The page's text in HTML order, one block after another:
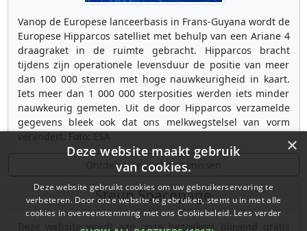
Vanop de Europese lanceerbasis in Frans-Guyana wordt de
Europese Hipparcos satelliet met behulp van een Ariane 4
draagraket in de ruimte gebracht. Hipparcos bracht
tijdens zijn operationele levensduur de positie van meer
dan 100 000 sterren met hoge nauwkeurigheid in kaart.
Iets meer dan 1 000 000 sterposities werden iets minder
nauwkeurig gemeten. Uit de door Hipparcos verzamelde
gegevens bleek ook dat ons melkwegstelsel van vorm
Ontdek meer gebeurtenissen
Steun Spacepage
Deze website wordt aan onze bezoekers blijvend gratis
×
Deze website maakt gebruik
van cookies.
Deze website gebruikt cookies om uw gebruikerservaring te
verbeteren. Door onze website te gebruiken, stemt u in met alle
cookies in overeenstemming met ons Cookiebeleid. Lees verder